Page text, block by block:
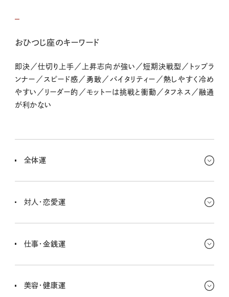
おひつじ座のキーワード
即決／仕切り上手／上昇志向が強い／短期決戦型／トップラ
ンナー／スピード感／勇敢／バイタリティー／熱しやすく冷め
やすい／リーダー的／モットーは挑戦と衝動／タフネス／融通
が利かない
全体運
目標達成に向けてラストスパートをかけるようなことも経験すると思
対人・恋愛運
思うよ。コミュニケーションも活発になって、一段深い会話ができると
仕事・金銭運
場合もあるよ。でも感情的になってつい使いすぎちゃう可能性もある
美容・健康運